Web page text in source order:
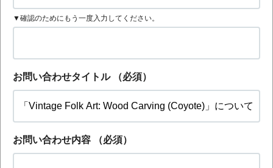
▼確認のためにもう一度入力してください。
お問い合わせタイトル （必須）
お問い合わせ内容 （必須）